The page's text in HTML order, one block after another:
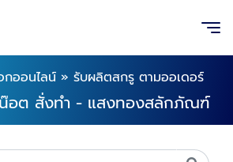
ออนไลน์ » รับผลิตสกรู ตามออเดอร์
อต สั่งทำ - แสงทองสลักภัณฑ์